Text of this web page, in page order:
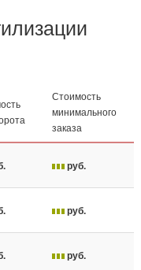
Стоимость
минимального
заказа
руб.
руб.
руб.